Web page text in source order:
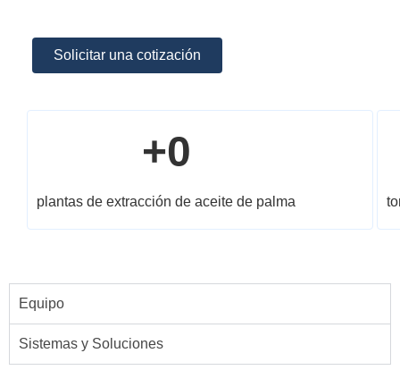
Solicitar una cotización
plantas de extracción de aceite de palma
+0
Equipo
Sistemas y Soluciones